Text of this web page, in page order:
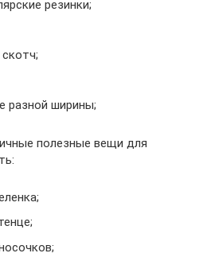
резинки;
разной ширины;
полезные вещи для